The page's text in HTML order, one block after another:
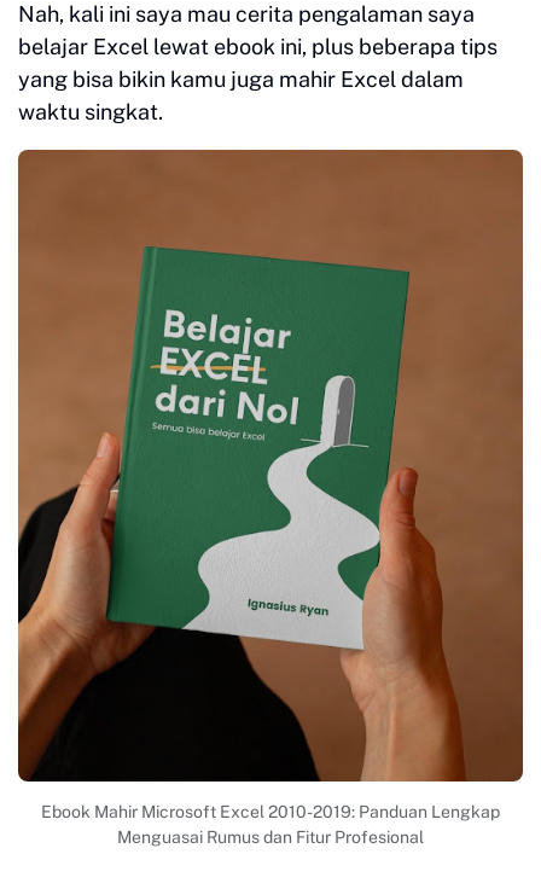
Nah, kali ini saya mau cerita pengalaman saya
belajar Excel lewat ebook ini, plus beberapa tips
yang bisa bikin kamu juga mahir Excel dalam
waktu singkat.
Ebook Mahir Microsoft Excel 2010-2019: Panduan Lengkap
Menguasai Rumus dan Fitur Profesional